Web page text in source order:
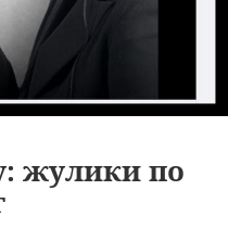
жулики по